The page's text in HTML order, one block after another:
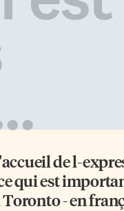
del-
qui est
- en